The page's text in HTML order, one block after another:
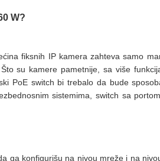
W?
fiksnih IP kamera zahteva samo
su kamere pametnije, sa više
PoE switch bi trebalo da bude
sistemima, switch sa
ga konfigurišu na nivou mreže i na